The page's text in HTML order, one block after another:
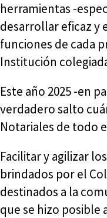
herramientas -
desarrollar eficaz y
funciones de cada
Institución
Este año 2025 -en
verdadero salto
Notariales de todo
Facilitar y agilizar
brindados por el
destinados a la
que se hizo posible